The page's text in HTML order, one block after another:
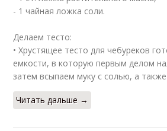
- 1 чайная ложка соли.
Делаем тесто:
• Хрустящее тесто для чебуреков
емкости, в которую первым делом
затем всыпаем муку с солью, а
Читать дальше →